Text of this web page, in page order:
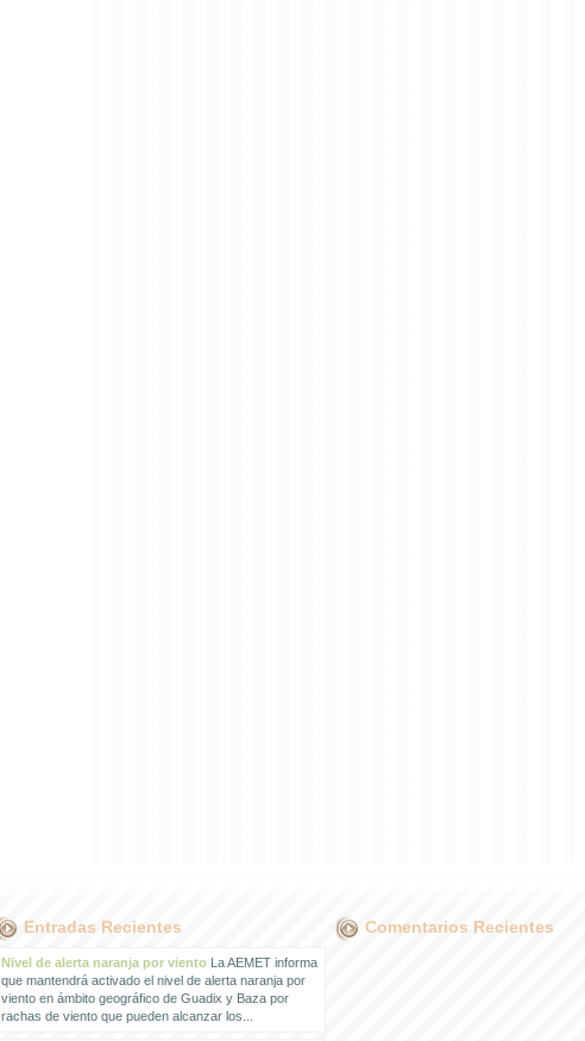
Entradas Recientes
Nivel de alerta naranja por vientoLa AEMET informa
que mantendrá activado el nivel de alerta naranja por
viento en ámbito geográfico de Guadix y Baza por
rachas de viento que pueden alcanzar los...
Comentarios Recientes